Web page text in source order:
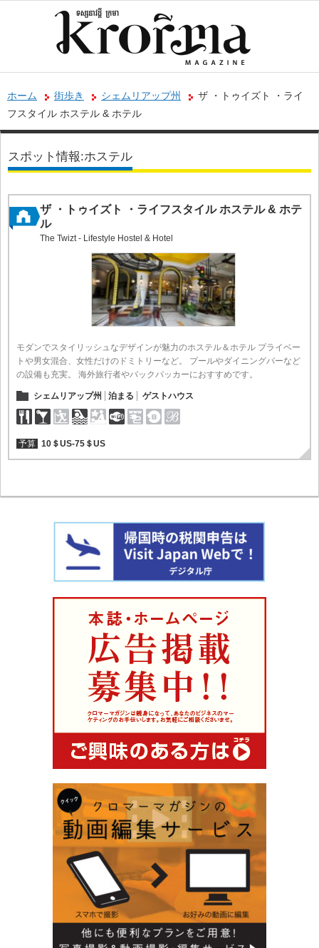
ホーム 街歩き シェムリアップ州
ザ ・トゥイズト ・ライ
フスタイル ホステル & ホテル
スポット情報:ホステル
ザ ・トゥイズト ・ライフスタイル ホステル & ホテ
ル
The Twizt - Lifestyle Hostel & Hotel
モダンでスタイリッシュなデザインが魅力のホステル＆ホテル プライベー
トや男女混合、女性だけのドミトリーなど。 プールやダイニングバーなど
の設備も充実。 海外旅行者やバックパッカーにおすすめです。
シェムリアップ州 泊まる ゲストハウス
予算 10＄US‐75＄US